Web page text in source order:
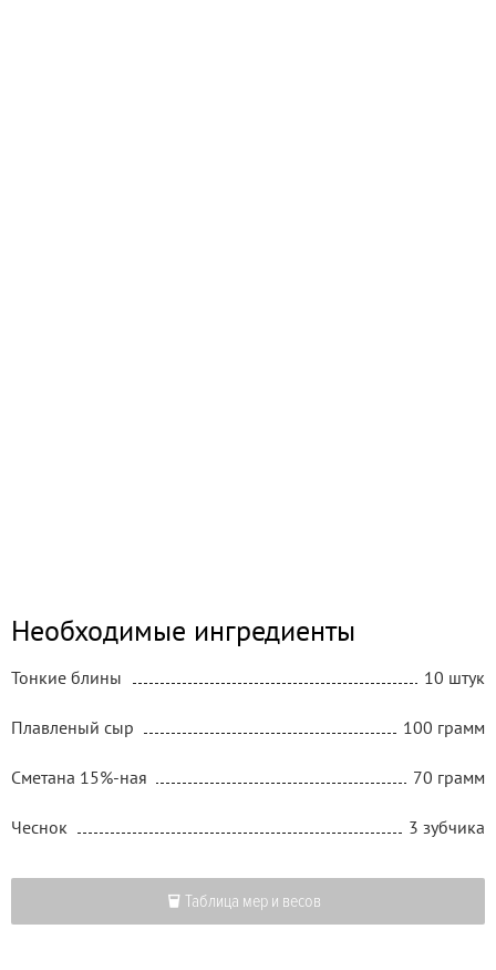
Необходимые ингредиенты
Тонкие блины 10 штук
Плавленый сыр 100 грамм
Сметана 15%-ная 70 грамм
Чеснок 3 зубчика
Таблица мер и весов